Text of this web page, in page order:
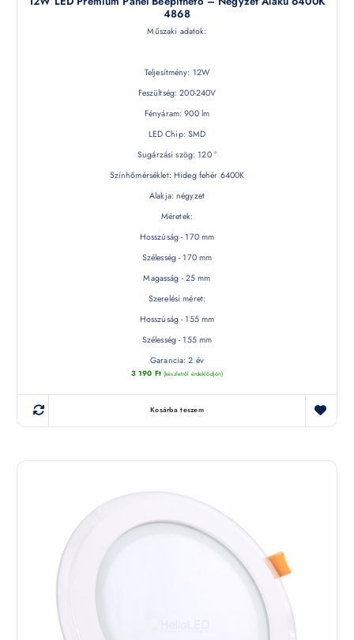
4868
Műszaki adatok:
Teljesítmény: 12W
Feszültség: 200-240V
Fényáram: 900 lm
LED Chip: SMD
Sugárzási szög: 120 °
Színhőmérséklet: Hideg fehér 6400K
Alakja: négyzet
Méretek:
Hosszúság - 170 mm
Szélesség - 170 mm
Magasság - 25 mm
Szerelési méret:
Hosszúság - 155 mm
Szélesség - 155 mm
Garancia: 2 év
3 190 Ft (készletről érdeklődjön)
Kosárba teszem